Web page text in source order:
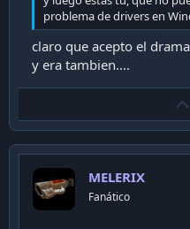
problema de drivers en
claro que acepto el
y era tambien....
MELERIX
Fanático